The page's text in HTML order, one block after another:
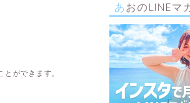
ができます。
あおのLINEマ